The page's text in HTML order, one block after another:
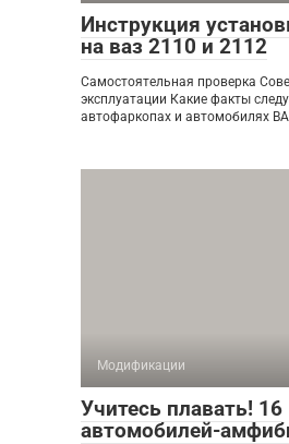
Инструкция
на ваз 2110 и 2112
Самостоятельная проверка
эксплуатации Какие факты
автофаркопах и автомобилях
Модификации
Учитесь плавать! 16
автомобилей-